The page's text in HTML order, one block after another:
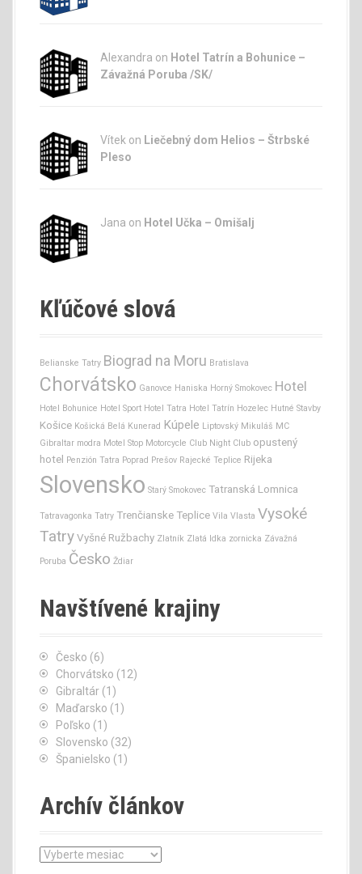
Alexandra on Hotel Tatrín a Bohunice –
Závažná Poruba /SK/
Vítek on Liečebný dom Helios – Štrbské
Pleso
Jana on Hotel Učka – Omišalj
Kľúčové slová
Belianske Tatry Biograd na Moru Bratislava
Chorvátsko Ganovce Haniska Horný Smokovec Hotel
Hotel Bohunice Hotel Sport Hotel Tatra Hotel Tatrín Hozelec Hutné Stavby
Košice Košická Belá Kunerad Kúpele Liptovský Mikuláš MC
Gibraltar modra Motel Stop Motorcycle Club Night Club opustený
hotel
Penzión Tatra Poprad Prešov Rajecké Teplice Rijeka
Slovensko Starý Smokovec Tatranská Lomnica
Tatravagonka Tatry Trenčianske Teplice Vila Vlasta Vysoké
Tatry Vyšné Ružbachy Zlatník Zlatá Idka zornicka Závažná
Poruba Česko Ždiar
Navštívené krajiny
Česko (6)
Chorvátsko (12)
Gibraltár (1)
Maďarsko (1)
Poľsko (1)
Slovensko (32)
Španielsko (1)
Archív článkov
A